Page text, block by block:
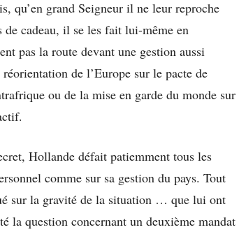
qu’en grand Seigneur il ne leur reproche
cadeau, il se les fait lui-même en
pas la route devant une gestion aussi
de l’Europe sur le pacte de
ou de la mise en garde du monde sur
Hollande défait patiemment tous les
comme sur sa gestion du pays. Tout
sur la gravité de la situation … que lui ont
la question concernant un deuxième mandat